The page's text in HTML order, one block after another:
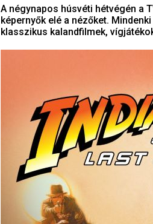
A négynapos húsvéti hétvégén a
képernyők elé a nézőket.
klasszikus kalandfilmek,